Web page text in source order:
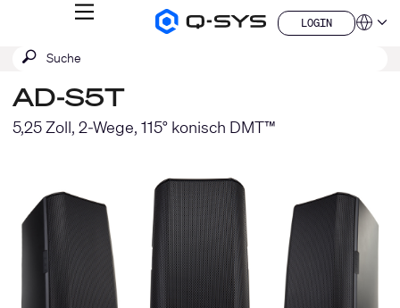
Q-
MENÜ
LOGIN
LOGIN
QSYS.com (English)
Deutsch
Español
Français
China (中文)
Suche
SUCHE
AD-S5T
5,25 Zoll, 2-Wege, 115° konisch DMT™